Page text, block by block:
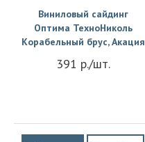
Виниловый сайдинг
Оптима ТехноНиколь
Корабельный брус, Акация
391 р./шт.